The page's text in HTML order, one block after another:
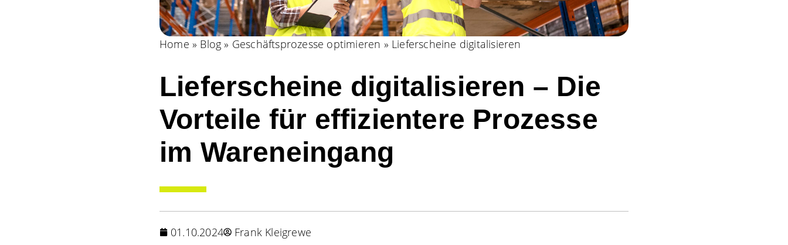
Home » Blog » Geschäftsprozesse optimieren » Lieferscheine digitalisieren
Lieferscheine digitalisieren – Die
Vorteile für effizientere Prozesse
im Wareneingang
01.10.2024 Frank Kleigrewe